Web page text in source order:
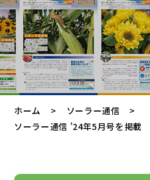
ホーム
ソーラー通信
ソーラー通信 ’24年5月号を掲載